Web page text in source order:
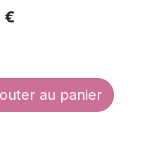
€
au panier